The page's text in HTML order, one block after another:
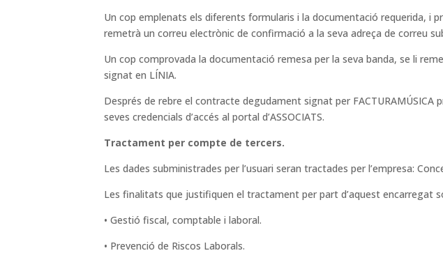
Un cop emplenats els diferents formularis i la documentació requerida, i
remetrà un correu electrònic de confirmació a la seva adreça de correu
Un cop comprovada la documentació remesa per la seva banda, se li
signat en LÍNIA.
Després de rebre el contracte degudament signat per
seves credencials d’accés al portal d’ASSOCIATS.
Tractament per compte de tercers.
Les dades subministrades per l’usuari seran tractades per l’empresa:
Les finalitats que justifiquen el tractament per part d’aquest encarregat
• Gestió fiscal, comptable i laboral.
• Prevenció de Riscos Laborals.